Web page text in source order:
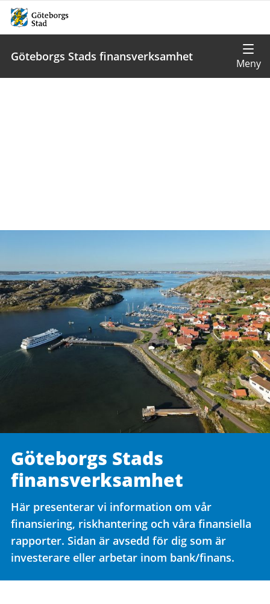
Göteborgs Stads finansverksamhet
Göteborgs Stads
finansverksamhet
Här presenterar vi information om vår
finansiering, riskhantering och våra finansiella
rapporter. Sidan är avsedd för dig som är
investerare eller arbetar inom bank/finans.